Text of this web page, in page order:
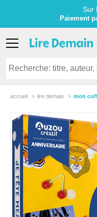
Sur
Paiement
accueil lire demain mon